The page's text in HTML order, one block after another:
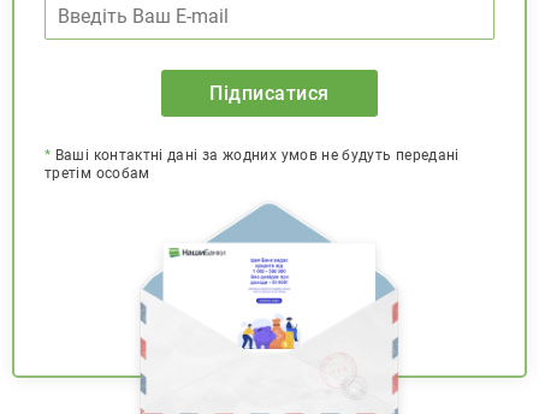
Підписатися
* Ваші контактні дані за жодних умов не будуть передані
третім особам